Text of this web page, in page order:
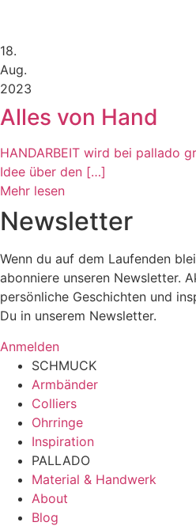
18.
Aug.
2023
Alles von Hand
HANDARBEIT wird bei pallado
Idee über den […]
Mehr lesen
Newsletter
Wenn du auf dem Laufenden
abonniere unseren Newsletter.
persönliche Geschichten und
Du in unserem Newsletter.
Anmelden
SCHMUCK
Armbänder
Colliers
Ohrringe
Inspiration
PALLADO
Material & Handwerk
About
Blog